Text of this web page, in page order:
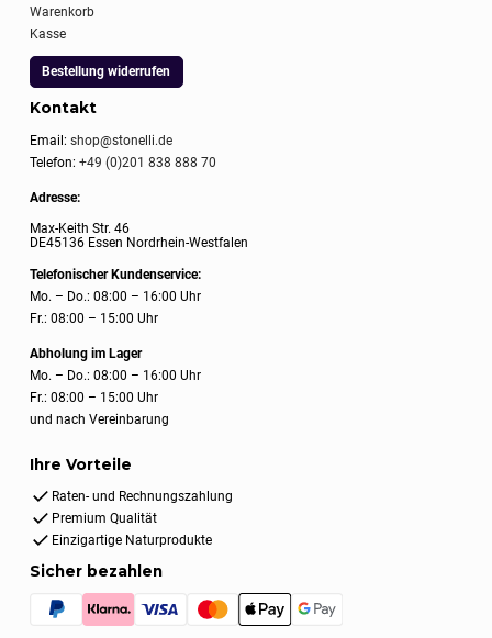
Warenkorb
Kasse
Bestellung widerrufen
Kontakt
Email:shop@stonelli.de
Telefon:+49 (0)201 838 888 70
Adresse:
Max-Keith Str. 46
DE45136 Essen Nordrhein-Westfalen
Telefonischer Kundenservice:
Mo. – Do.: 08:00 – 16:00 Uhr
Fr.: 08:00 – 15:00 Uhr
Abholung im Lager
Mo. – Do.: 08:00 – 16:00 Uhr
Fr.: 08:00 – 15:00 Uhr
und nach Vereinbarung
Ihre Vorteile
Raten- und Rechnungszahlung
Premium Qualität
Einzigartige Naturprodukte
Sicher bezahlen